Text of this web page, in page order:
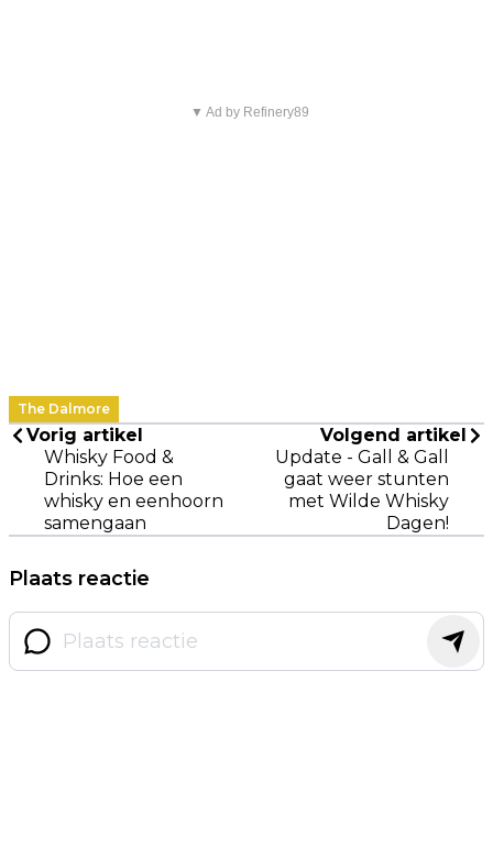
▼ Ad by Refinery89
The Dalmore
Vorig artikel
Whisky Food &
Drinks: Hoe een
whisky en eenhoorn
samengaan
Volgend artikel
Update - Gall & Gall
gaat weer stunten
met Wilde Whisky
Dagen!
Plaats reactie